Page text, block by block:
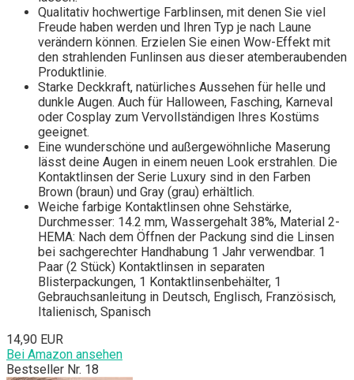
Qualitativ hochwertige Farblinsen, mit denen Sie viel
Freude haben werden und Ihren Typ je nach Laune
verändern können. Erzielen Sie einen Wow-Effekt mit
den strahlenden Funlinsen aus dieser atemberaubenden
Produktlinie.
Starke Deckkraft, natürliches Aussehen für helle und
dunkle Augen. Auch für Halloween, Fasching, Karneval
oder Cosplay zum Vervollständigen Ihres Kostüms
geeignet.
Eine wunderschöne und außergewöhnliche Maserung
lässt deine Augen in einem neuen Look erstrahlen. Die
Kontaktlinsen der Serie Luxury sind in den Farben
Brown (braun) und Gray (grau) erhältlich.
Weiche farbige Kontaktlinsen ohne Sehstärke,
Durchmesser: 14.2 mm, Wassergehalt 38%, Material 2-
HEMA: Nach dem Öffnen der Packung sind die Linsen
bei sachgerechter Handhabung 1 Jahr verwendbar. 1
Paar (2 Stück) Kontaktlinsen in separaten
Blisterpackungen, 1 Kontaktlinsenbehälter, 1
Gebrauchsanleitung in Deutsch, Englisch, Französisch,
Italienisch, Spanisch
14,90 EUR
Bei Amazon ansehen
Bestseller Nr. 18